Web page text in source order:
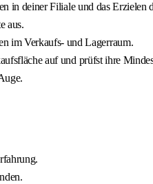
in deiner Filiale und das Erzielen
aus.
im Verkaufs- und Lagerraum.
auf und prüfst ihre